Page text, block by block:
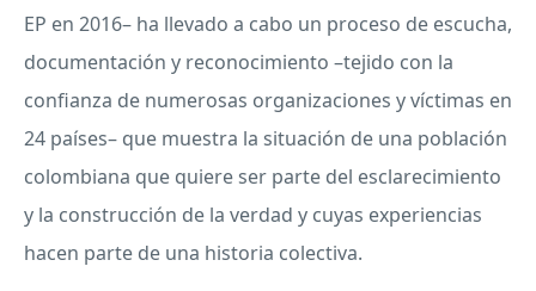
EP en 2016– ha llevado a cabo un proceso de escucha,
documentación y reconocimiento –tejido con la
confianza de numerosas organizaciones y víctimas en
24 países– que muestra la situación de una población
colombiana que quiere ser parte del esclarecimiento
y la construcción de la verdad y cuyas experiencias
hacen parte de una historia colectiva.